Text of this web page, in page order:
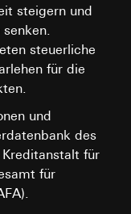
steigern und
steuerliche
für die
und
des
für
für
zu erfragen bei
S. 1 TDDDG
für
Ihre
Drittländer.
durch